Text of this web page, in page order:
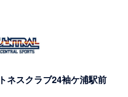
ネスクラブ24袖ケ浦駅前